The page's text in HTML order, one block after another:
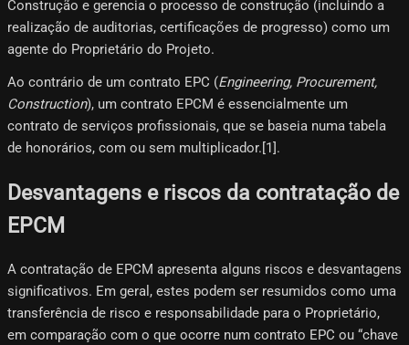
Construção e gerencia o processo de construção (incluindo a
realização de auditorias, certificações de progresso) como um
agente do Proprietário do Projeto.
Ao contrário de um contrato EPC (Engineering, Procurement,
Construction), um contrato EPCM é essencialmente um
contrato de serviços profissionais, que se baseia numa tabela
de honorários, com ou sem multiplicador.[1]​.
Desvantagens e riscos da contratação de
EPCM
A contratação de EPCM apresenta alguns riscos e desvantagens
significativos. Em geral, estes podem ser resumidos como uma
transferência de risco e responsabilidade para o Proprietário,
em comparação com o que ocorre num contrato EPC ou “chave